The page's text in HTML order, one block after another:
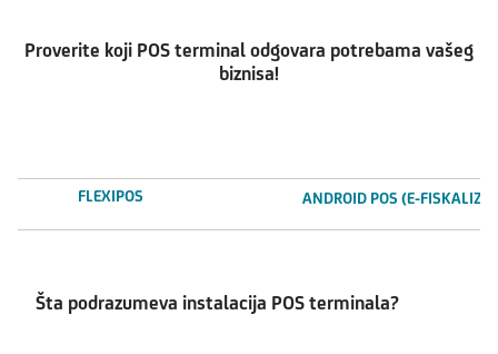
Proverite koji POS terminal odgovara potrebama vašeg
biznisa!
FLEXIPOS ANDROID POS (E-
Šta podrazumeva instalacija POS terminala?